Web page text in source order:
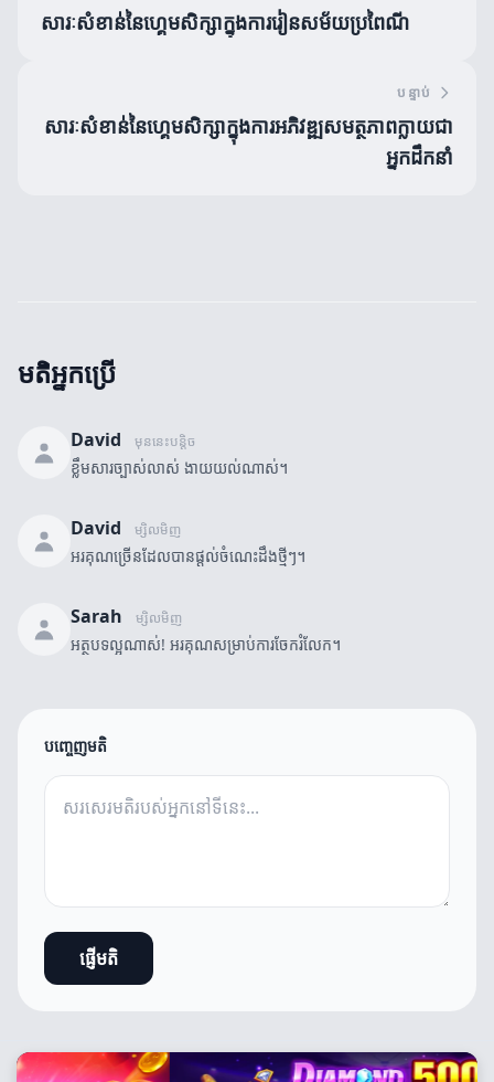
សារៈសំខាន់នៃហ្គេមសិក្សាក្នុងការរៀនសម័យប្រពៃណី
បន្ទាប់
សារៈសំខាន់នៃហ្គេមសិក្សាក្នុងការអភិវឌ្ឍសមត្ថភាពក្លាយជា
អ្នកដឹកនាំ
មតិអ្នកប្រើ
David មុននេះបន្តិច
ខ្លឹមសារច្បាស់លាស់ ងាយយល់ណាស់។
David ម្សិលមិញ
អរគុណច្រើនដែលបានផ្តល់ចំណេះដឹងថ្មីៗ។
Sarah ម្សិលមិញ
អត្ថបទល្អណាស់! អរគុណសម្រាប់ការចែករំលែក។
បញ្ចេញមតិ
ផ្ញើមតិ